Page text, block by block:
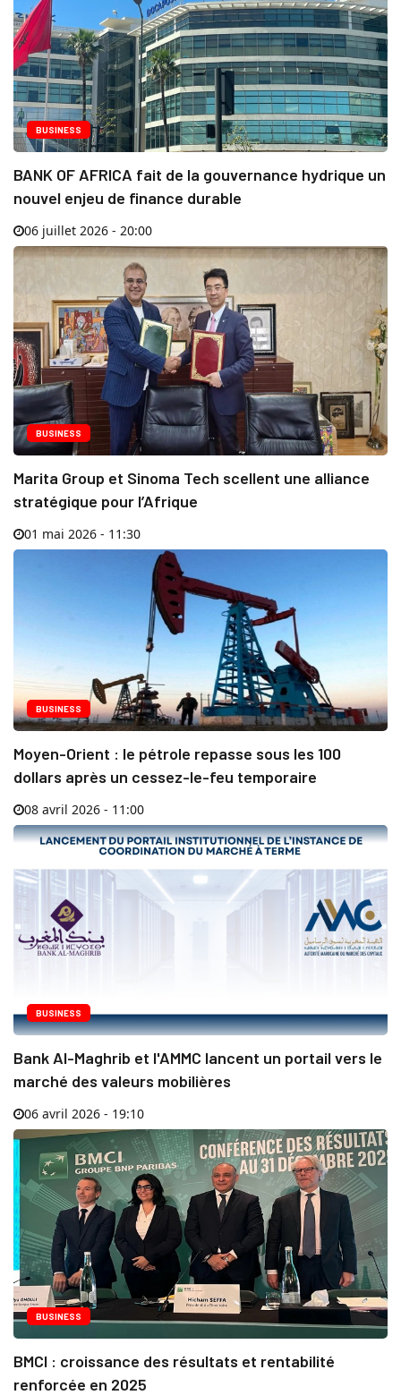
BUSINESS
BANK OF AFRICA fait de la gouvernance hydrique un
nouvel enjeu de finance durable
06 juillet 2026 - 20:00
BUSINESS
Marita Group et Sinoma Tech scellent une alliance
stratégique pour l’Afrique
01 mai 2026 - 11:30
BUSINESS
Moyen-Orient : le pétrole repasse sous les 100
dollars après un cessez-le-feu temporaire
08 avril 2026 - 11:00
BUSINESS
Bank Al-Maghrib et l'AMMC lancent un portail vers le
marché des valeurs mobilières
06 avril 2026 - 19:10
BUSINESS
BMCI : croissance des résultats et rentabilité
renforcée en 2025